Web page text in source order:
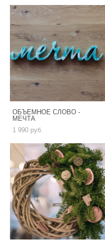
ОБЪЕМНОЕ СЛОВО -
МЕЧТА
1 990 pуб.